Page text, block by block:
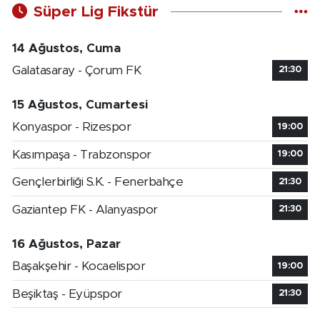
Süper Lig Fikstür
14 Ağustos, Cuma
Galatasaray - Çorum FK
21:30
15 Ağustos, Cumartesi
Konyaspor - Rizespor
19:00
Kasımpaşa - Trabzonspor 19:00
Gençlerbirliği S.K. - Fenerbahçe 21:30
Gaziantep FK - Alanyaspor 21:30
16 Ağustos, Pazar
Başakşehir - Kocaelispor
19:00
Beşiktaş - Eyüpspor 21:30